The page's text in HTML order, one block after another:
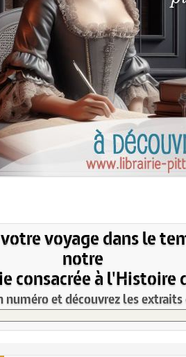
voyage dans le
notre
consacrée à l'Histoire
numéro et découvrez les